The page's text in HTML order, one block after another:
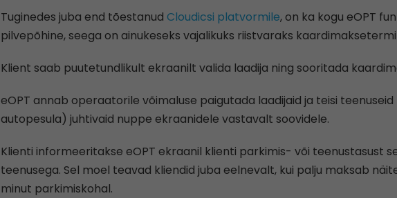
Tuginedes juba end tõestanud Cloudicsi platvormile, on ka kogu eOPT
pilvepõhine, seega on ainukeseks vajalikuks riistvaraks
Klient saab puutetundlikult ekraanilt valida laadija ning sooritada
eOPT annab operaatorile võimaluse paigutada laadijaid ja teisi
autopesula) juhtivaid nuppe ekraanidele vastavalt soovidele.
Klienti informeeritakse eOPT ekraanil klienti parkimis- või teenustasust
teenusega. Sel moel teavad kliendid juba eelnevalt, kui palju maksab
minut parkimiskohal.